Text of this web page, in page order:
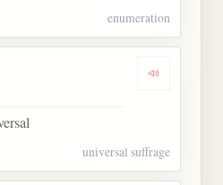
enumeration
Dengarkan
universal suffrage